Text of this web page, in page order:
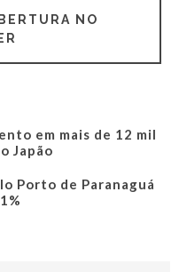
NO
em mais de 12 mil
Japão
Porto de Paranaguá